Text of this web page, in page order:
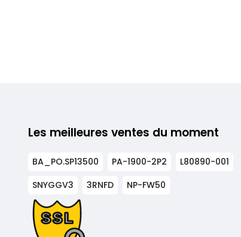
Les meilleures ventes du moment
BA_PO.SP13500 PA-1900-2P2
L80890-001
SNYGGV3
3RNFD NP-FW50